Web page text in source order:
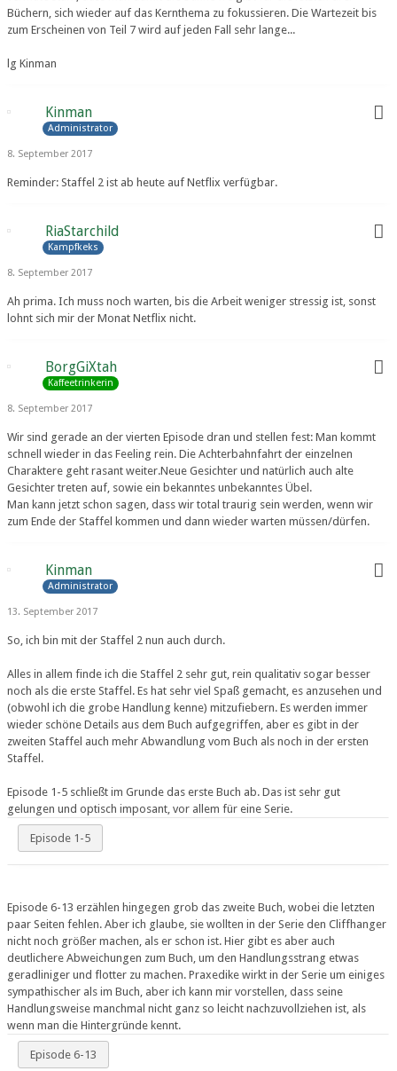
Büchern, sich wieder auf das Kernthema zu fokussieren. Die Wartezeit bis
zum Erscheinen von Teil 7 wird auf jeden Fall sehr lange...
lg Kinman
Kinman
Administrator
8. September 2017
Reminder: Staffel 2 ist ab heute auf Netflix verfügbar.
RiaStarchild
Kampfkeks
8. September 2017
Ah prima. Ich muss noch warten, bis die Arbeit weniger stressig ist, sonst
lohnt sich mir der Monat Netflix nicht.
BorgGiXtah
Kaffeetrinkerin
8. September 2017
Wir sind gerade an der vierten Episode dran und stellen fest: Man kommt
schnell wieder in das Feeling rein. Die Achterbahnfahrt der einzelnen
Charaktere geht rasant weiter.Neue Gesichter und natürlich auch alte
Gesichter treten auf, sowie ein bekanntes unbekanntes Übel.
Man kann jetzt schon sagen, dass wir total traurig sein werden, wenn wir
zum Ende der Staffel kommen und dann wieder warten müssen/dürfen.
Kinman
Administrator
13. September 2017
So, ich bin mit der Staffel 2 nun auch durch.
Alles in allem finde ich die Staffel 2 sehr gut, rein qualitativ sogar besser
noch als die erste Staffel. Es hat sehr viel Spaß gemacht, es anzusehen und
(obwohl ich die grobe Handlung kenne) mitzufiebern. Es werden immer
wieder schöne Details aus dem Buch aufgegriffen, aber es gibt in der
zweiten Staffel auch mehr Abwandlung vom Buch als noch in der ersten
Staffel.
Episode 1-5 schließt im Grunde das erste Buch ab. Das ist sehr gut
gelungen und optisch imposant, vor allem für eine Serie.
Episode 1-5
Episode 6-13 erzählen hingegen grob das zweite Buch, wobei die letzten
paar Seiten fehlen. Aber ich glaube, sie wollten in der Serie den Cliffhanger
nicht noch größer machen, als er schon ist. Hier gibt es aber auch
deutlichere Abweichungen zum Buch, um den Handlungsstrang etwas
geradliniger und flotter zu machen. Praxedike wirkt in der Serie um einiges
sympathischer als im Buch, aber ich kann mir vorstellen, dass seine
Handlungsweise manchmal nicht ganz so leicht nachzuvollziehen ist, als
wenn man die Hintergründe kennt.
Episode 6-13